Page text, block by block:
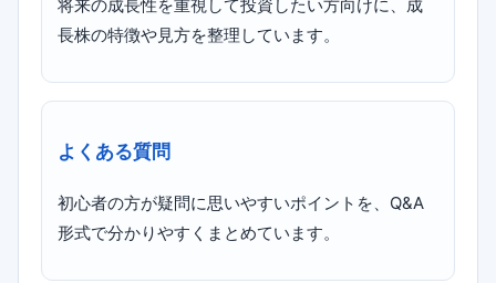
将来の成長性を重視して投資したい方向けに、成
長株の特徴や見方を整理しています。
よくある質問
初心者の方が疑問に思いやすいポイントを、Q&A
形式で分かりやすくまとめています。